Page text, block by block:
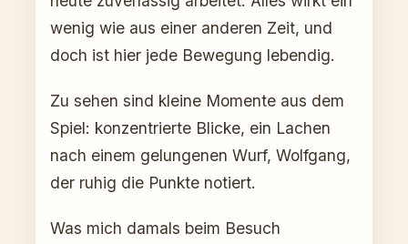
wenig wie aus einer anderen Zeit, und
doch ist hier jede Bewegung lebendig.
Zu sehen sind kleine Momente aus dem
Spiel: konzentrierte Blicke, ein Lachen
nach einem gelungenen Wurf, Wolfgang,
der ruhig die Punkte notiert.
Was mich damals beim Besuch